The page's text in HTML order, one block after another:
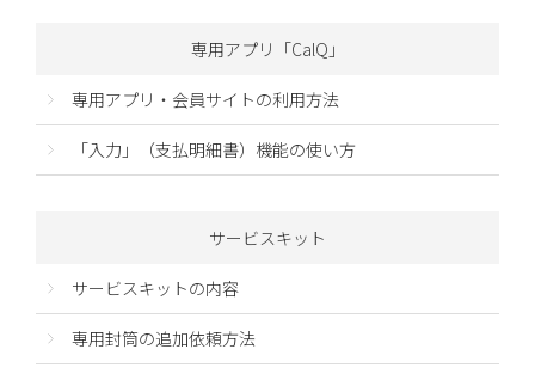
専用アプリ「CalQ」
専用アプリ・会員サイトの利用方法
「入力」（支払明細書）機能の使い方
サービスキット
サービスキットの内容
専用封筒の追加依頼方法